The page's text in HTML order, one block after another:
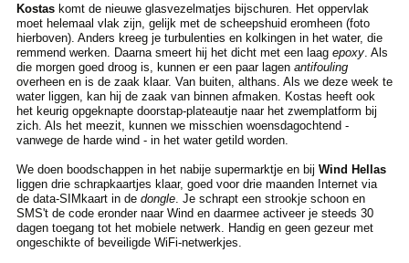
Kostaskomt de nieuwe glasvezelmatjes bijschuren. Het oppervlak
moet helemaal vlak zijn, gelijk met de scheepshuid eromheen (foto
hierboven). Anders kreeg je turbulenties en kolkingen in het water, die
remmend werken. Daarna smeert hij het dicht met een laag epoxy. Als
die morgen goed droog is, kunnen er een paar lagen antifouling
overheen en is de zaak klaar. Van buiten, althans. Als we deze week te
water liggen, kan hij de zaak van binnen afmaken. Kostas heeft ook
het keurig opgeknapte doorstap-plateautje naar het zwemplatform bij
zich. Als het meezit, kunnen we misschien woensdagochtend -
vanwege de harde wind - in het water getild worden.
We doen boodschappen in het nabije supermarktje en bij Wind Hellas
liggen drie schrapkaartjes klaar, goed voor drie maanden Internet via
de data-SIMkaart in de dongle. Je schrapt een strookje schoon en
SMS't de code eronder naar Wind en daarmee activeer je steeds 30
dagen toegang tot het mobiele netwerk. Handig en geen gezeur met
ongeschikte of beveiligde WiFi-netwerkjes.